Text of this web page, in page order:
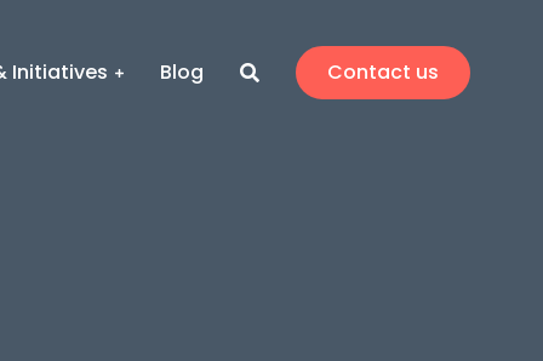
Initiatives Blog Contact us